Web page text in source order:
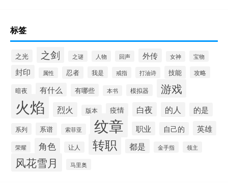
标签
之光 之剑 之谜 人物 回声 外传 女神 宝物
封印 属性 忍者 我是 戒指 打油诗 技能 攻略
暗夜 有什么 有哪些 本书 模拟器 游戏
火焰 烈火 版本 疫情 白夜 的人 的是
系列 系谱 索菲亚 纹章 职业 自己的 英雄
荣耀 角色 让人 转职 都是 金手指 领主
风花雪月 马里奥